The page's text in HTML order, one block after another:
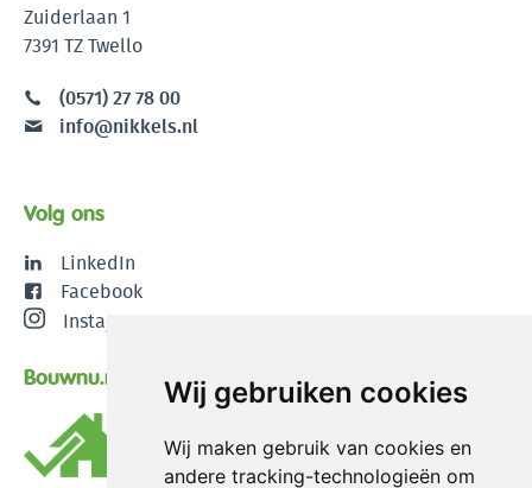
Wij gebruiken cookies
Wij maken gebruik van cookies en
andere tracking-technologieën om
Zuiderlaan 1
7391 TZ Twello
(0571) 27 78 00
info@nikkels.nl
Volg ons
LinkedIn
Facebook
Instagram
Bouwnu.nl